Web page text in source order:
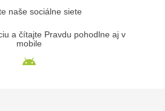
naše sociálne siete
a čítajte Pravdu pohodlne aj v
mobile